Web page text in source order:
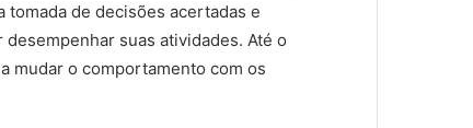
de decisões acertadas e
suas atividades. Até o
mudar o comportamento com os